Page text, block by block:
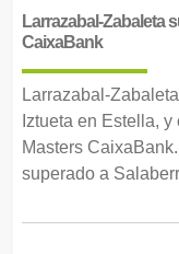
Larrazabal-Zabaleta
CaixaBank
Larrazabal-
Iztueta en Estella,
Masters
superado a